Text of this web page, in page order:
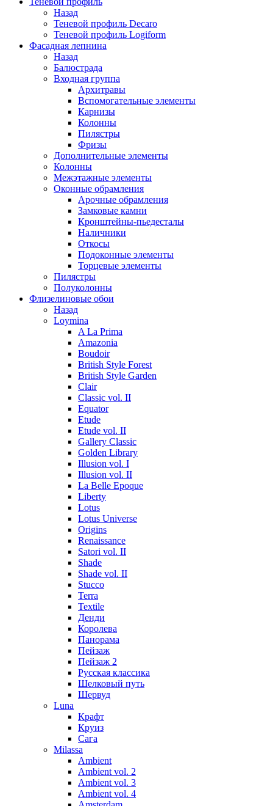
Назад
Теневой профиль Decaro
Теневой профиль Logiform
Фасадная лепнина
Назад
Балюстрада
Входная группа
Архитравы
Вспомогательные элементы
Карнизы
Колонны
Пилястры
Фризы
Дополнительные элементы
Колонны
Межэтажные элементы
Оконные обрамления
Арочные обрамления
Замковые камни
Кронштейны-пьедесталы
Наличники
Откосы
Подоконные элементы
Торцевые элементы
Пилястры
Полуколонны
Флизелиновые обои
Назад
Loymina
A La Prima
Amazonia
Boudoir
British Style Forest
British Style Garden
Clair
Classic vol. II
Equator
Etude
Etude vol. II
Gallery Classic
Golden Library
Illusion vol. I
Illusion vol. II
La Belle Epoque
Liberty
Lotus
Lotus Universe
Origins
Renaissance
Satori vol. II
Shade
Shade vol. II
Stucco
Terra
Textile
Денди
Королева
Панорама
Пейзаж
Пейзаж 2
Русская классика
Шелковый путь
Шервуд
Luna
Крафт
Круиз
Сага
Milassa
Ambient
Ambient vol. 2
Ambient vol. 3
Ambient vol. 4